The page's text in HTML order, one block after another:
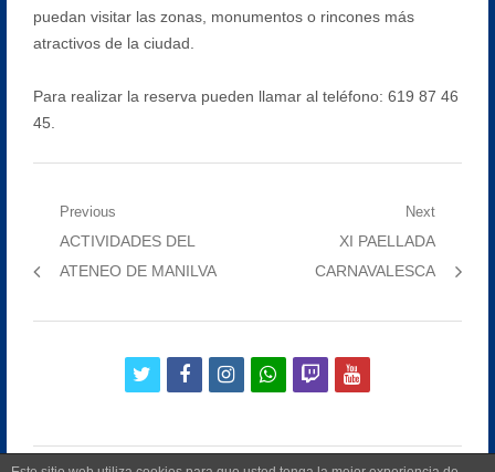
puedan visitar las zonas, monumentos o rincones más
atractivos de la ciudad.
Para realizar la reserva pueden llamar al teléfono: 619 87 46
45.
Navegación
de
Previous
Previous
post:
ACTIVIDADES DEL
ATENEO DE MANILVA
Next
Next
post:
XI PAELLADA
CARNAVALESCA
twitterfacebookinstagramwhatsapp
twitchyoutube